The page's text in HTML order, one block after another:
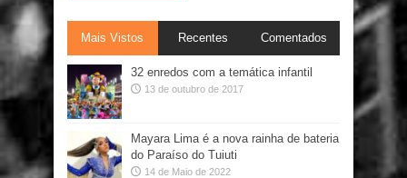
Mais Vistos Recentes Comentados
32 enredos com a temática infantil
13 de outubro de 2017
Mayara Lima é a nova rainha de bateria
do Paraíso do Tuiuti
14 de Maio de 2022